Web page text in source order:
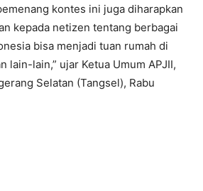
kontes ini juga diharapkan
kepada netizen tentang berbagai
bisa menjadi tuan rumah di
lain-lain,” ujar Ketua Umum APJII,
Selatan (Tangsel), Rabu